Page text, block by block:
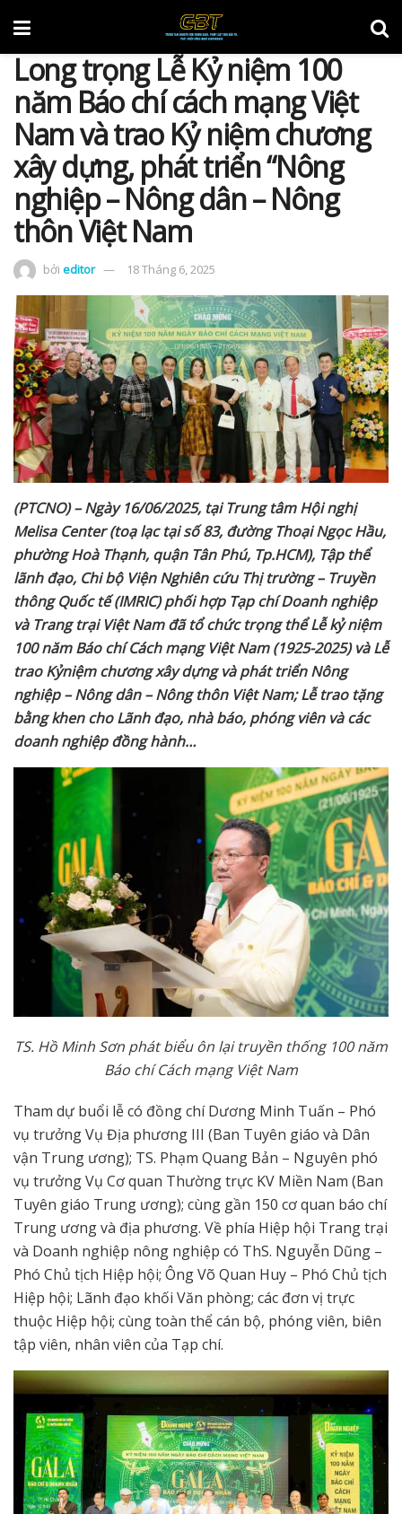
Long trọng Lễ Kỷ niệm 100
năm Báo chí cách mạng Việt
Nam và trao Kỷ niệm chương
xây dựng, phát triển “Nông
nghiệp – Nông dân – Nông
thôn Việt Nam
bởi editor 18 Tháng 6, 2025
(PTCNO) – Ngày 16/06/2025, tại Trung tâm Hội nghị
Melisa Center (toạ lạc tại số 83, đường Thoại Ngọc Hầu,
phường Hoà Thạnh, quận Tân Phú, Tp.HCM), Tập thể
lãnh đạo, Chi bộ Viện Nghiên cứu Thị trường – Truyền
thông Quốc tế (IMRIC) phối hợp Tạp chí Doanh nghiệp
và Trang trại Việt Nam đã tổ chức trọng thể Lễ kỷ niệm
100 năm Báo chí Cách mạng Việt Nam (1925-2025) và Lễ
trao Kỷniệm chương xây dựng và phát triển Nông
nghiệp – Nông dân – Nông thôn Việt Nam; Lễ trao tặng
bằng khen cho Lãnh đạo, nhà báo, phóng viên và các
doanh nghiệp đồng hành…
TS. Hồ Minh Sơn phát biểu ôn lạitruyền thống 100 năm
Báo chí Cách mạng Việt Nam
Tham dự buổi lễ có đồng chí Dương Minh Tuấn – Phó
vụ trưởng Vụ Địa phương III (Ban Tuyên giáo và Dân
vận Trung ương); TS. Phạm Quang Bản – Nguyên phó
vụ trưởng Vụ Cơ quan Thường trực KV Miền Nam (Ban
Tuyên giáo Trung ương); cùng gần 150 cơ quan báo chí
Trung ương và địa phương. Về phía Hiệp hội Trang trại
và Doanh nghiệp nông nghiệp có ThS. Nguyễn Dũng –
Phó Chủ tịch Hiệp hội; Ông Võ Quan Huy – Phó Chủ tịch
Hiệp hội; Lãnh đạo khối Văn phòng; các đơn vị trực
thuộc Hiệp hội; cùng toàn thể cán bộ, phóng viên, biên
tập viên, nhân viên của Tạp chí.